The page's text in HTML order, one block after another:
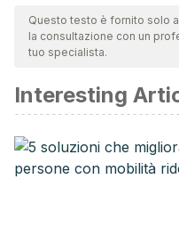
team per garantirne la
validità. La bibliografia di
Datos sobre la vitamina
http://ods.od.nih.gov
Francisco Toquero de
Aida Fernández
Questo testo è fornito solo
la consultazione con un
tuo specialista.
Interesting